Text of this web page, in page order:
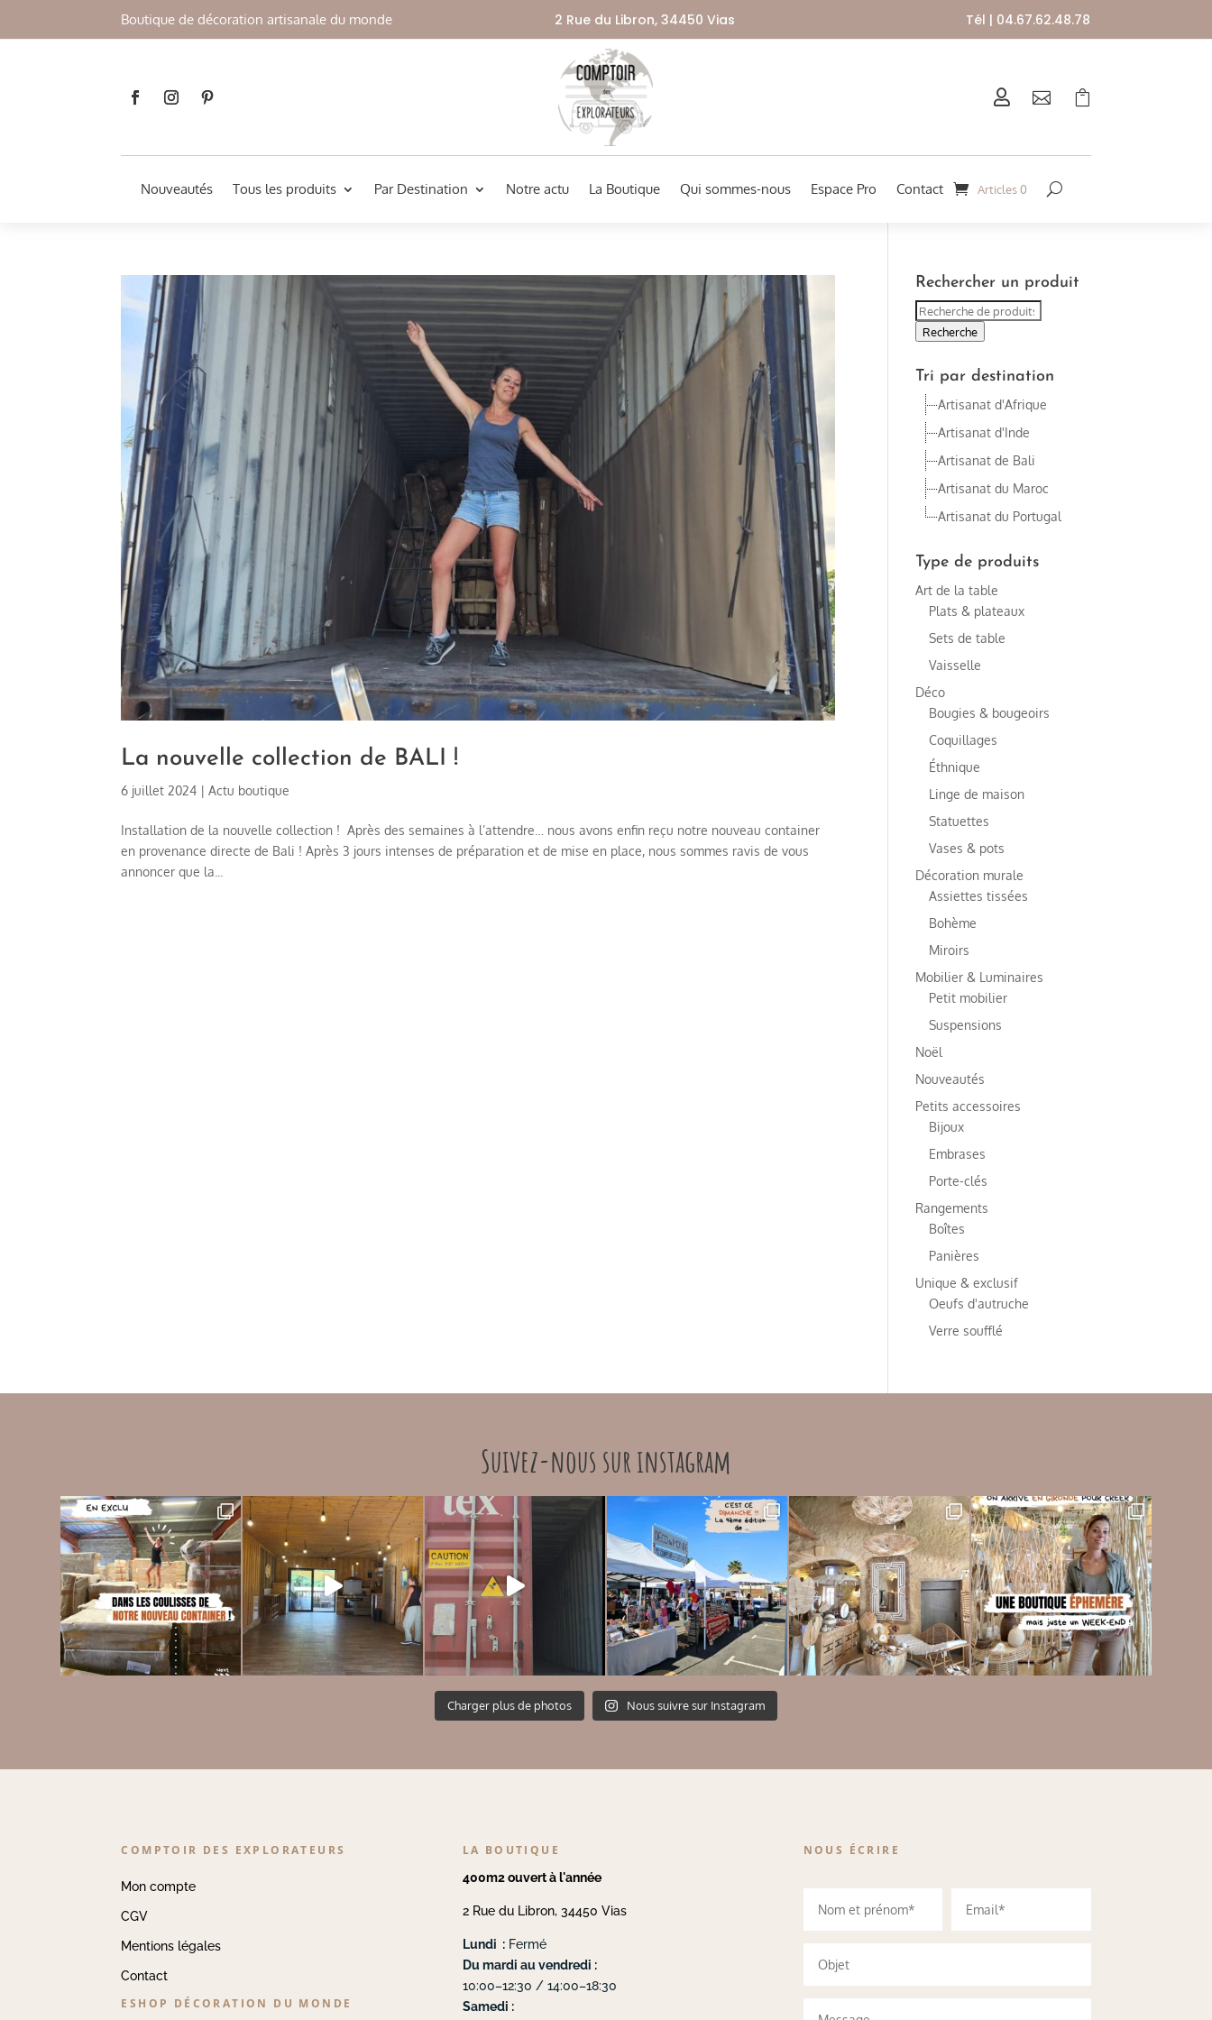
Boutique de décoration artisanale du monde 2 Rue du Libron, 34450 Vias Tél | 04.67.62.48.78
  
Nouveautés Tous les produits Par Destination Notre actu La Boutique Qui sommes-nous Espace Pro Contact Articles 0
La nouvelle collection de BALI !
6 juillet 2024 |Actu boutique
Installation de la nouvelle collection ! Après des semaines à l’attendre… nous avons enfin reçu notre nouveau container
en provenance directe de Bali ! Après 3 jours intenses de préparation et de mise en place, nous sommes ravis de vous
annoncer que la...
Rechercher un produit
Recherche
pour :
Recherche
Tri par destination
Artisanat d'Afrique
Artisanat d'Inde
Artisanat de Bali
Artisanat du Maroc
Artisanat du Portugal
Type de produits
Art de la table
Plats & plateaux
Sets de table
Vaisselle
Déco
Bougies & bougeoirs
Coquillages
Éthnique
Linge de maison
Statuettes
Vases & pots
Décoration murale
Assiettes tissées
Bohème
Miroirs
Mobilier & Luminaires
Petit mobilier
Suspensions
Noël
Nouveautés
Petits accessoires
Bijoux
Embrases
Porte-clés
Rangements
Boîtes
Panières
Unique & exclusif
Oeufs d'autruche
Verre soufflé
Suivez-nous sur instagram
Charger plus de photos Nous suivre sur Instagram
COMPTOIR DES EXPLORATEURS
Mon compte
CGV
Mentions légales
Contact
ESHOP DÉCORATION DU MONDE
LA BOUTIQUE
400m2 ouvert à l'année
2 Rue du Libron, 34450 Vias
Lundi :Fermé
Du mardi au vendredi :
10:00–12:30 / 14:00–18:30
Samedi :
NOUS ÉCRIRE